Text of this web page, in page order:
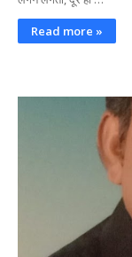
Read more »